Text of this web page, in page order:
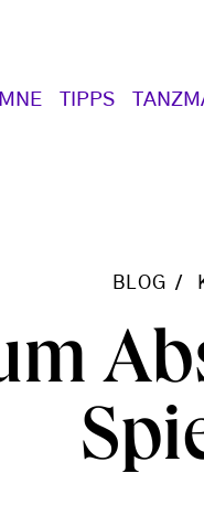
TIPPS
BLOG